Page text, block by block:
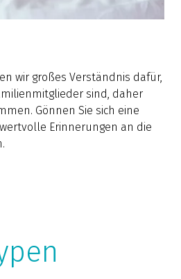
wir großes Verständnis dafür,
sind, daher
Gönnen Sie sich eine
Erinnerungen an die